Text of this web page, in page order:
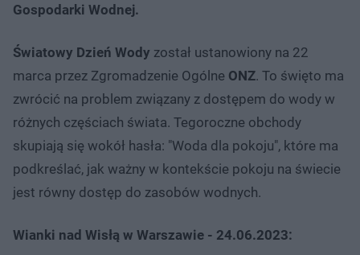
Gospodarki Wodnej.
Światowy Dzień Wody został ustanowiony na 22
marca przez Zgromadzenie Ogólne ONZ. To święto ma
zwrócić na problem związany z dostępem do wody w
różnych częściach świata. Tegoroczne obchody
skupiają się wokół hasła: "Woda dla pokoju", które ma
podkreślać, jak ważny w kontekście pokoju na świecie
jest równy dostęp do zasobów wodnych.
Wianki nad Wisłą w Warszawie - 24.06.2023: